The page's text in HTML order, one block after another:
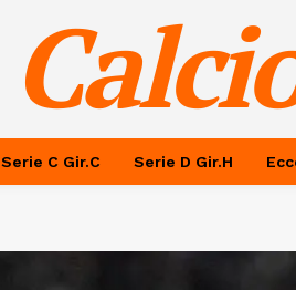
Serie C Gir.C Serie D Gir.H